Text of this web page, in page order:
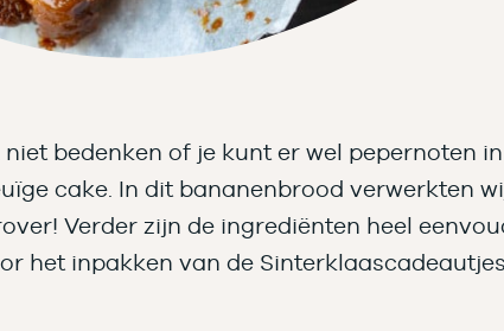
bedenken of je kunt er wel pepernoten
cake. In dit bananenbrood verwerkten
Verder zijn de ingrediënten heel
het inpakken van de